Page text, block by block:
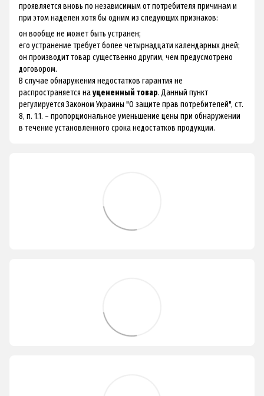
проявляется вновь по независимым от потребителя причинам и
при этом наделен хотя бы одним из следующих признаков:
он вообще не может быть устранен;
его устранение требует более четырнадцати календарных дней;
он производит товар существенно другим, чем предусмотрено
договором.
В случае обнаружения недостатков гарантия не
распространяется науцененный товар. Данный пункт
регулируется Законом Украины "О защите прав потребителей", ст.
8, п. 1.1. – пропорциональное уменьшение цены при обнаружении
в течение установленного срока недостатков продукции.